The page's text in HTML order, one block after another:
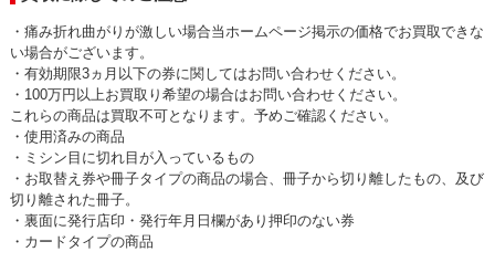
・痛み折れ曲がりが激しい場合当ホームページ掲示の価格でお買取できな
い場合がございます。
・有効期限3ヵ月以下の券に関してはお問い合わせください。
・100万円以上お買取り希望の場合はお問い合わせください。
これらの商品は買取不可となります。予めご確認ください。
・使用済みの商品
・ミシン目に切れ目が入っているもの
・お取替え券や冊子タイプの商品の場合、冊子から切り離したもの、及び
切り離された冊子。
・裏面に発行店印・発行年月日欄があり押印のない券
・カードタイプの商品